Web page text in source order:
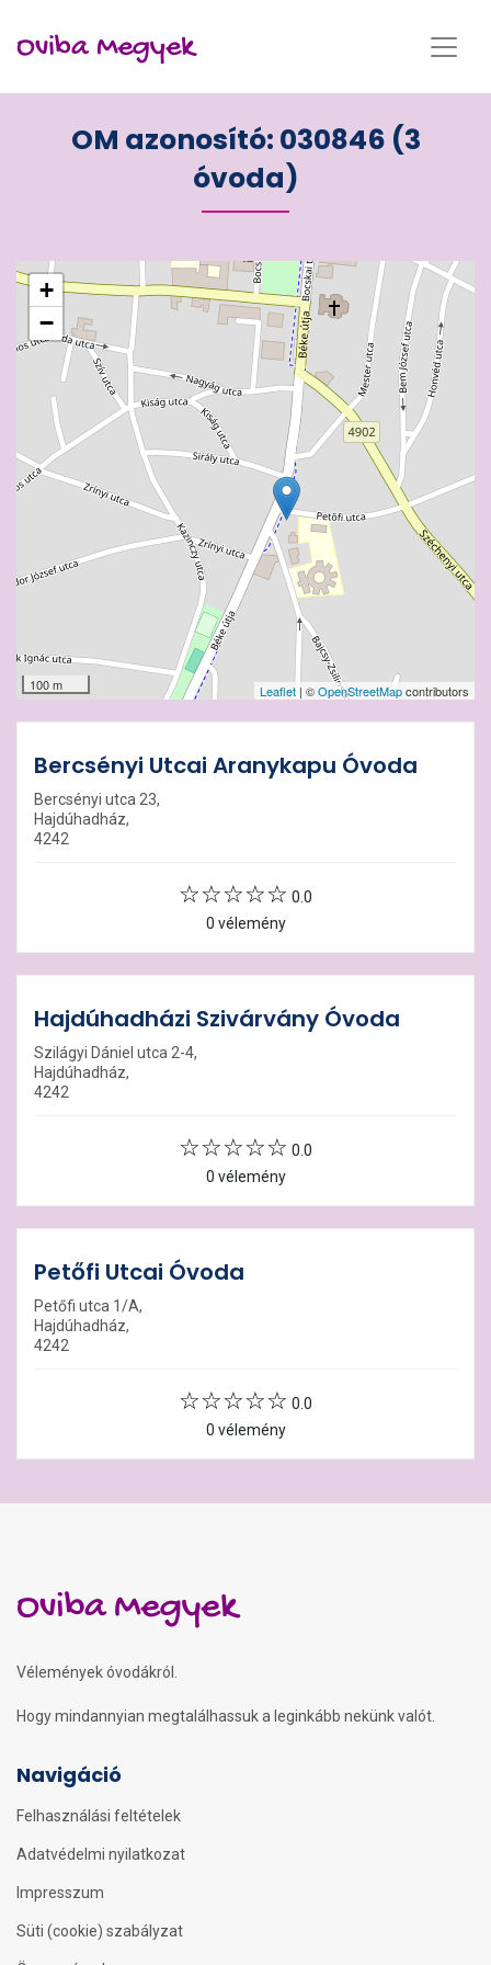
Oviba Megyek
OM azonosító: 030846 (3
óvoda)
+
−
100 m Leaflet | ©OpenStreetMapcontributors
Bercsényi Utcai Aranykapu Óvoda
Bercsényi utca 23,
Hajdúhadház,
4242
0.0
0 vélemény
Hajdúhadházi Szivárvány Óvoda
Szilágyi Dániel utca 2-4,
Hajdúhadház,
4242
0.0
0 vélemény
Petőfi Utcai Óvoda
Petőfi utca 1/A,
Hajdúhadház,
4242
0.0
0 vélemény
Oviba Megyek
Vélemények óvodákról.
Hogy mindannyian megtalálhassuk a leginkább nekünk valót.
Navigáció
Felhasználási feltételek
Adatvédelmi nyilatkozat
Impresszum
Süti (cookie) szabályzat